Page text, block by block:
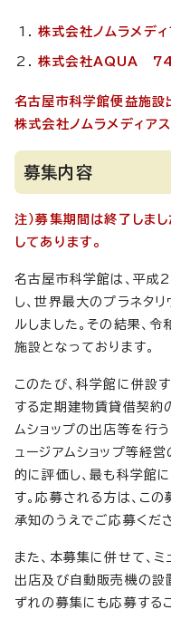
株式会社ノムラメデ
株式会社AQUA
名古屋市科学館便益施設
株式会社ノムラメディア
募集内容
注）募集期間は終了しま
してあります。
名古屋市科学館は、平
し、世界最大のプラネタ
ルしました。その結果、
施設となっております。
このたび、科学館に併設
する定期建物賃貸借契約
ムショップの出店等を行
ュージアムショップ等経
的に評価し、最も科学館
す。応募される方は、こ
承知のうえでご応募くだ
また、本募集に併せて、
出店及び自動販売機の設
ずれの募集にも応募する